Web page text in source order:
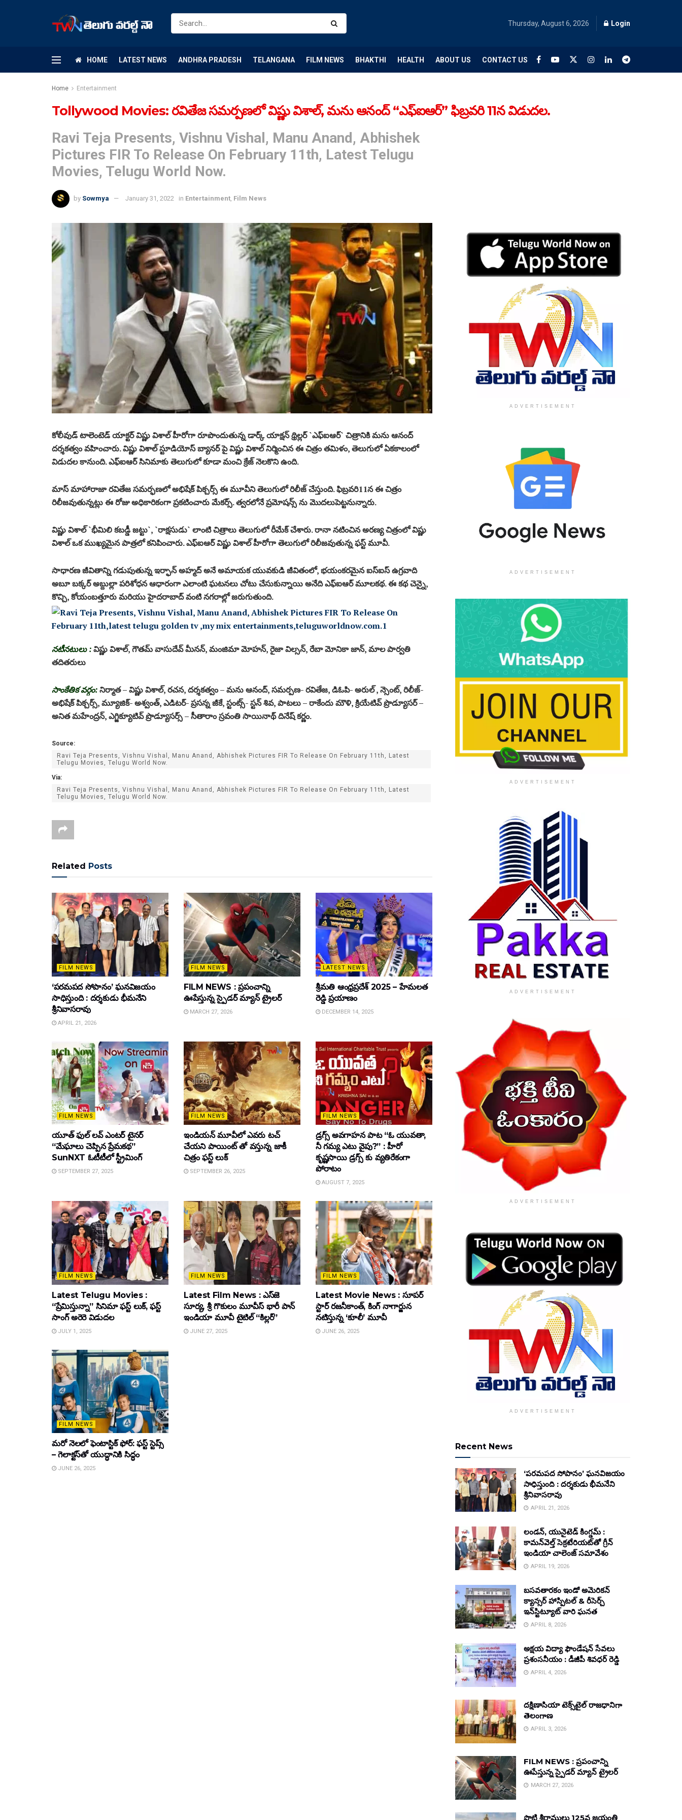
Thursday, August 6, 2026 Login
HOME LATEST NEWS ANDHRA PRADESH TELANGANA FILM NEWS BHAKTHI HEALTH ABOUT US CONTACT US
Home Entertainment
Tollywood Movies: ర‌వితేజ స‌మ‌ర్ప‌ణ‌లో విష్ణు విశాల్‌, మ‌ను ఆనంద్‌ “ఎఫ్ఐఆర్” ఫిబ్ర‌వ‌రి 11న విడుద‌ల‌.
Ravi Teja Presents, Vishnu Vishal, Manu Anand, Abhishek
Pictures FIR To Release On February 11th, Latest Telugu
Movies, Telugu World Now.
by Sowmya January 31, 2022 in Entertainment, Film News
కోలీవుడ్ టాలెంటెడ్ యాక్ట‌ర్ విష్ణు విశాల్ హీరోగా రూపొందుతున్న‌ డార్క్ యాక్షన్ థ్రిల్లర్ `ఎఫ్ఐఆర్` చిత్రానికి మను ఆనంద్
ద‌ర్శ‌క‌త్వం వ‌హించారు. విష్ణు విశాల్ స్టూడియోస్ బ్యానర్ పై విష్ణు విశాల్ నిర్మించిన‌ ఈ చిత్రం తమిళం, తెలుగులో ఏకకాలంలో
విడుదల కానుంది. ఎఫ్ఐఆర్ సినిమాకు తెలుగులో కూడా మంచి క్రేజ్ నెల‌కొని ఉంది.
మాస్ మాహారాజా ర‌వితేజ స‌మ‌ర్ఫ‌ణ‌లో అభిషేక్ పిక్చ‌ర్స్ ఈ మూవీని తెలుగులో రిలీజ్ చేస్తుంది. ఫిబ్ర‌వ‌రి11న ఈ చిత్రం
రిలీజవుతున్నట్లు ఈ రోజు అధికారికంగా ప్ర‌క‌టించారు మేక‌ర్స్‌. త్వ‌ర‌లోనే ప్ర‌మోష‌న్స్ ను మొద‌లుపెట్ట‌నున్నారు.
విష్ణు విశాల్ `భీమిలి కబడ్డీ జట్టు`, `రాక్ష‌సుడు` లాంటి చిత్రాలు తెలుగులో రీమేక్ చేశారు. రానా న‌టించిన అర‌ణ్య చిత్రంలో విష్ణు
విశాల్ ఒక ముఖ్యమైన పాత్రలో కనిపించారు. ఎఫ్ఐఆర్ విష్ణు విశాల్ హీరోగా తెలుగులో రిలీజ‌వుతున్న ఫ‌స్ట్ మూవీ.
సాధారణ జీవితాన్ని గడుపుతున్న ఇర్ఫాన్ అహ్మద్ అనే అమాయక యువకుడి జీవితంలో, భయంకరమైన ఐస్ఐస్‌ ఉగ్రవాది
అబూ బక్కర్ అబ్దుల్లా పరిశోధన ఆధారంగా ఎలాంటి ఘ‌ట‌న‌లు చోటు చేసుకున్నాయి అనేది ఎఫ్ఐఆర్ మూల‌కథ. ఈ కథ చెన్నై,
కొచ్చి, కోయంబత్తూరు మరియు హైదరాబాద్ వంటి న‌గ‌రాల్లో జ‌రుగుతుంది.
నటీనటులు :విష్ణు విశాల్, గౌతమ్ వాసుదేవ్ మీనన్, మంజిమా మోహన్, రైజా విల్సన్, రేబా మోనికా జాన్, మాల పార్వతి
తదితరులు
సాంకేతిక వ‌ర్గం:నిర్మాత – విష్ణు విశాల్, ర‌చ‌న‌, ద‌ర్శ‌క‌త్వం – మ‌ను ఆనంద్‌, స‌మ‌ర్ప‌ణ‌- ర‌వితేజ‌, డిఓపి- అరుల్ , న్సెంట్‌, రిలీజ్-
అభిషేక్ పిక్చ‌ర్స్‌, మ్యూజిక్‌- అశ్వంత్‌, ఎడిట‌ర్- ప్ర‌స‌న్న జీకే, స్టంట్స్‌- స్ట‌న్ శివ‌, పాట‌లు – రాకేందు మౌళి, క్రియేటివ్ ప్రొడ్యూస‌ర్ –
అనిత మ‌హేంద్ర‌న్‌, ఎగ్జిక్యూటివ్ ప్రొడ్యూస‌ర్స్ – సీతారాం స్ర‌వంతి సాయినాథ్ దినేష్ క‌ర్ణం.
Source:
Ravi Teja Presents, Vishnu Vishal, Manu Anand, Abhishek Pictures FIR To Release On February 11th, Latest
Telugu Movies, Telugu World Now.
Via:
Ravi Teja Presents, Vishnu Vishal, Manu Anand, Abhishek Pictures FIR To Release On February 11th, Latest
Telugu Movies, Telugu World Now.
Related Posts
FILM NEWS
‘పరమపద సోపానం’ ఘనవిజయం
సాధిస్తుంది : దర్శకుడు భీమనేని
శ్రీనివాసరావు
APRIL 21, 2026
FILM NEWS
FILM NEWS : ప్రపంచాన్ని
ఊపేస్తున్న స్పైడర్ మ్యాన్ ట్రైలర్
MARCH 27, 2026
LATEST NEWS
శ్రీమతి ఆంధ్రప్రదేశ్ 2025 – హేమలత
రెడ్డి ప్రయాణం
DECEMBER 14, 2025
FILM NEWS
యూత్ ఫుల్ లవ్ ఎంటర్ టైనర్
“మేఘాలు చెప్పిన ప్రేమకథ”
SunNXT ఓటీటీలో స్ట్రీమింగ్
SEPTEMBER 27, 2025
FILM NEWS
ఇండియన్ మూవీలో ఎవరు టచ్
చేయని పాయింట్ తో వస్తున్న జాకీ
చిత్రం ఫస్ట్ లుక్
SEPTEMBER 26, 2025
FILM NEWS
డ్రగ్స్ అవగాహన పాట “ఓ యువతా,
నీ గమ్య ఎటు వైపు?” : హీరో
కృష్ణసాయి డ్రగ్స్ కు వ్యతిరేకంగా
పోరాటం
AUGUST 7, 2025
FILM NEWS
Latest Telugu Movies :
“ప్రేమిస్తున్నా” సినిమా ఫస్ట్ లుక్, ఫస్ట్
సాంగ్ అరెరె విడుదల
JULY 1, 2025
FILM NEWS
Latest Film News : ఎస్‌జె
సూర్య, శ్రీ గొకులం మూవీస్‌ భారీ పాన్‌
ఇండియా మూవీ టైటిల్ “కిల్లర్”
JUNE 27, 2025
FILM NEWS
Latest Movie News : సూపర్
స్టార్ రజనీకాంత్, కింగ్ నాగార్జున
నటిస్తున్న ‘కూలీ’ మూవీ
JUNE 26, 2025
FILM NEWS
మరో నెలలో ఫెంటాస్టిక్ ఫోర్: ఫస్ట్ స్టెప్స్
– గెలాక్టస్‌తో యుద్ధానికి సిద్ధం
JUNE 26, 2025
ADVERTISEMENT
ADVERTISEMENT
ADVERTISEMENT
ADVERTISEMENT
ADVERTISEMENT
ADVERTISEMENT
Recent News
‘పరమపద సోపానం’ ఘనవిజయం
సాధిస్తుంది : దర్శకుడు భీమనేని
శ్రీనివాసరావు
APRIL 21, 2026
లండన్, యునైటెడ్ కింగ్డమ్ :
కామన్‌వెల్త్ సెక్రటేరియట్‌తో గ్రీన్
ఇండియా చాలెంజ్ సమావేశం
APRIL 19, 2026
బసవతారకం ఇండో అమెరికన్
క్యాన్సర్ హాస్పిటల్ & రీసెర్చ్
ఇన్‌స్టిట్యూట్ వారి ఘనత
APRIL 8, 2026
అక్షయ విద్యా ఫౌండేషన్ సేవలు
ప్రశంసనీయం : డీజీపీ శివధర్ రెడ్డి
APRIL 4, 2026
దక్షిణాసియా టెక్స్‌టైల్ రాజధానిగా
తెలంగాణ
APRIL 3, 2026
FILM NEWS : ప్రపంచాన్ని
ఊపేస్తున్న స్పైడర్ మ్యాన్ ట్రైలర్
MARCH 27, 2026
పొట్టి శ్రీరాములు 125వ జయంతి